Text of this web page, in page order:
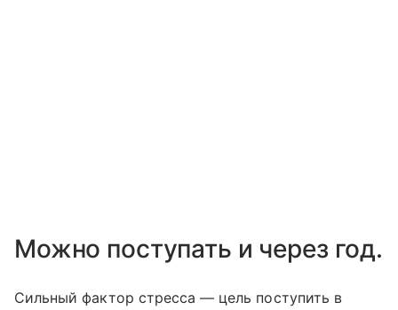
Можно поступать и через год.
Сильный фактор стресса — цель поступить в